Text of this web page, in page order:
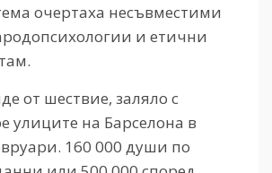
очертаха несъвместими
и етични
от шествие, заляло с
улиците на Барселона в
160 000 души по